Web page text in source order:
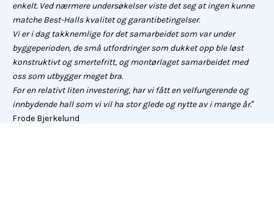
enkelt. Ved nærmere undersøkelser viste det seg at ingen kunne
matche Best-Halls kvalitet og garantibetingelser.
Vi er i dag takknemlige for det samarbeidet som var under
byggeperioden, de små utfordringer som dukket opp ble løst
konstruktivt og smertefritt, og montørlaget samarbeidet med
oss som utbygger meget bra.
For en relativt liten investering, har vi fått en velfungerende og
innbydende hall som vi vil ha stor glede og nytte av i mange år."
Frode Bjerkelund